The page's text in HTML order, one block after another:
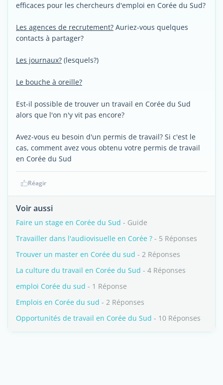
efficaces pour les chercheurs d'emploi en Corée du Sud?
Les agences de recrutement? Auriez-vous quelques
contacts à partager?
Les journaux? (lesquels?)
Le bouche à oreille?
Est-il possible de trouver un travail en Corée du Sud
alors que l'on n'y vit pas encore?
Avez-vous eu besoin d'un permis de travail? Si c'est le
cas, comment avez vous obtenu votre permis de travail
en Corée du Sud
Réagir
Voir aussi
Faire un stage en Corée du Sud - Guide
Travailler dans l'audiovisuelle en Corée ? - 5 Réponses
Trouver un master en Corée du sud - 2 Réponses
La culture du travail en Corée du Sud - 4 Réponses
emploi Corée du sud - 1 Réponse
Emplois en Corée du sud - 2 Réponses
Opportunités de travail en Corée du Sud - 10 Réponses